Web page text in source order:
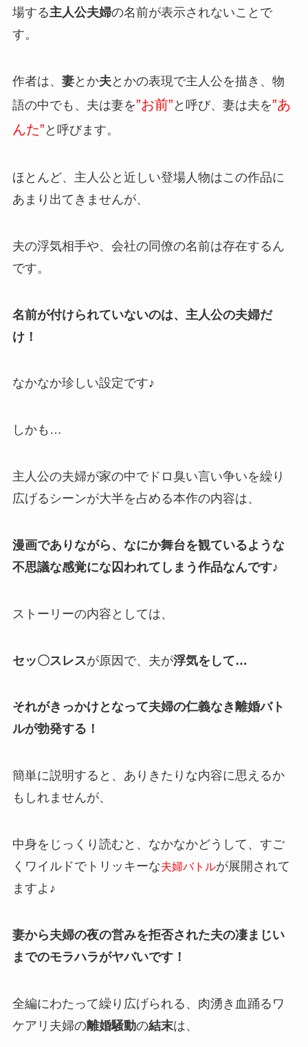
場する主人公夫婦の名前が表示されないことで
す。
作者は、 妻とか夫とかの表現で主人公を描き、物
語の中でも、夫は妻を”お前” と呼び、妻は夫を”あ
んた” と呼びます。
ほとんど、主人公と近しい登場人物はこの作品に
あまり出てきませんが、
夫の浮気相手や、会社の同僚の名前は存在するん
です。
名前が付けられていないのは、主人公の夫婦だ
け！
なかなか珍しい設定です♪
しかも…
主人公の夫婦が家の中でドロ臭い言い争いを繰り
広げるシーンが大半を占める本作の内容は、
漫画でありながら、なにか舞台を観ているような
不思議な感覚にな囚われてしまう作品なんです♪
ストーリーの内容としては、
セッ〇スレスが原因で、夫が浮気をして…
それがきっかけとなって夫婦の仁義なき離婚バト
ルが勃発する！
簡単に説明すると、ありきたりな内容に思えるか
もしれませんが、
中身をじっくり読むと、なかなかどうして、すご
くワイルドでトリッキーな夫婦バトルが展開されて
ますよ♪
妻から夫婦の夜の営みを拒否された夫の凄まじい
までのモラハラがヤバいです！
全編にわたって繰り広げられる、肉湧き血踊るワ
ケアリ夫婦の離婚騒動の結末は、